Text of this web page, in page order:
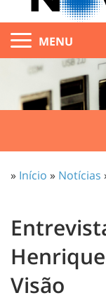
MENU
» Início » Notícias
Visão